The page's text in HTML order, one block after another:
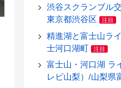
渋谷スクランブル
東京都渋谷区
注目
精進湖と富士山ラ
士河口湖町
注目
富士山・河口湖 ラ
レビ山梨）/山梨県